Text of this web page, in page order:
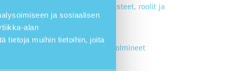
ja sosiaalisen
alan
tietoja muihin tietoihin, joita
Mitä on työsuojelu? Perusteet, roolit ja
lainsäädäntö
08.05.2024
Cramo ja Alertum ovat solmineet
25.04.2024